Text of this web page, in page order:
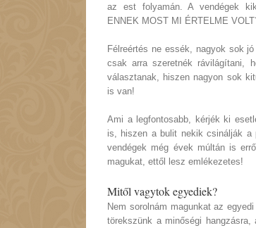
az est folyamán. A vendégek
ENNEK MOST MI ÉRTELME
Félreértés ne essék, nagyok sok
csak arra szeretnék rávilágítani,
választanak, hiszen nagyon sok
is van!
Ami a legfontosabb, kérjék ki
is, hiszen a bulit nekik csinálják a
vendégek még évek múltán is
magukat, ettől lesz emlékezetes!
Mitől vagytok egyediek?
Nem sorolnám magunkat az
törekszünk a minőségi